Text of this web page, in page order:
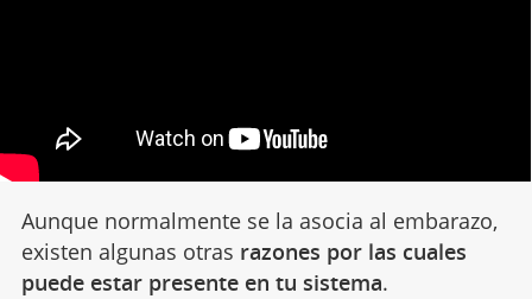
Aunque normalmente se la asocia al embarazo,
existen algunas otras razones por las cuales
puede estar presente en tu sistema.